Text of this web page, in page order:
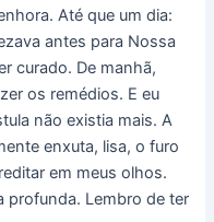
Até que um dia:
antes para Nossa
curado. De manhã,
os remédios. E eu
não existia mais. A
enxuta, lisa, o furo
em meus olhos.
profunda. Lembro de ter